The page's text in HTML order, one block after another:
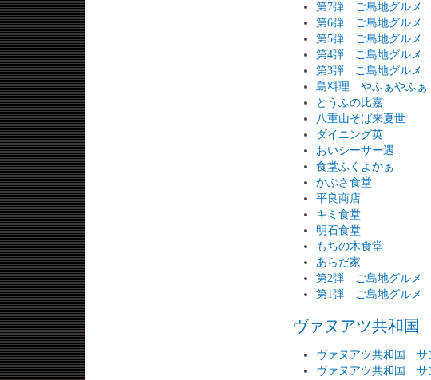
第7弾 ご島地グルメ
第6弾 ご島地グルメ
第5弾 ご島地グルメ
第4弾 ご島地グルメ
第3弾 ご島地グルメ
島料理 やふぁやふぁ
とうふの比嘉
八重山そば来夏世
ダイニング英
おいシーサー遇
食堂ふくよかぁ
かぶさ食堂
平良商店
キミ食堂
明石食堂
もちの木食堂
あらだ家
第2弾 ご島地グルメ
第1弾 ご島地グルメ
ヴァヌアツ共和
ヴァヌアツ共和国 サ
ヴァヌアツ共和国 サ